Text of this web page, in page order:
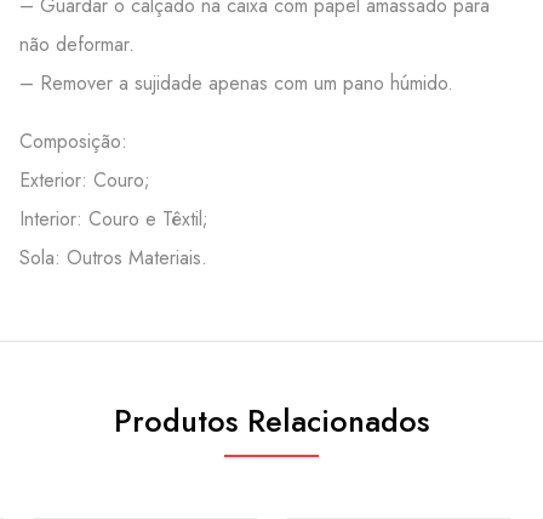
não deformar.
– Remover a sujidade apenas com um pano húmido.
Composição:
Exterior: Couro;
Interior: Couro e Têxtil;
Sola: Outros Materiais.
Produtos Relacionados